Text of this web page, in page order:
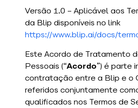
Versão 1.0 – Aplicável aos
da Blip disponíveis no link
https://www.blip.ai/docs/
Este Acordo de Tratamento
Pessoais (“Acordo”) é parte
contratação entre a Blip e o
referidos conjuntamente
qualificados nos Termos de